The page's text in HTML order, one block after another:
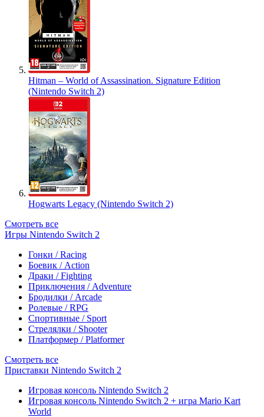
Hitman – World of Assassination. Signature Edition
(Nintendo Switch 2)
Hogwarts Legacy (Nintendo Switch 2)
Смотреть все
Игры Nintendo Switch 2
Гонки / Racing
Боевик / Action
Драки / Fighting
Приключения / Adventure
Бродилки / Arcade
Ролевые / RPG
Спортивные / Sport
Стрелялки / Shooter
Платформер / Platformer
Смотреть все
Приставки Nintendo Switch 2
Игровая консоль Nintendo Switch 2
Игровая консоль Nintendo Switch 2 + игра Mario Kart
World